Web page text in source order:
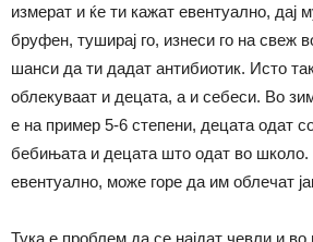
измерат и ќе ти кажат евентуално, дај
бруфен, туширај го, изнеси го на свеж
шанси да ти дадат антибиотик. Исто
облекуваат и децата, а и себеси. Во
е на пример 5-6 степени, децата одат
бебињата и децата што одат во школо.
евентуално, може горе да им облечат
Тука е проблем да се најдат чевли и во